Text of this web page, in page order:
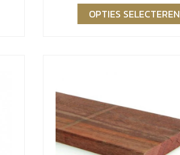
OPTIES SELECTEREN